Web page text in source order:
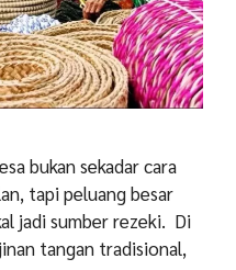
bukan sekadar cara
tapi peluang besar
jadi sumber rezeki. Di
tangan tradisional,